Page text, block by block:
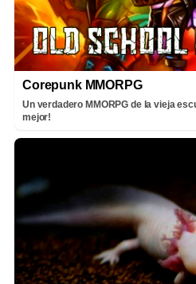
Corepunk MMORPG
Un verdadero MMORPG de la vieja
mejor!